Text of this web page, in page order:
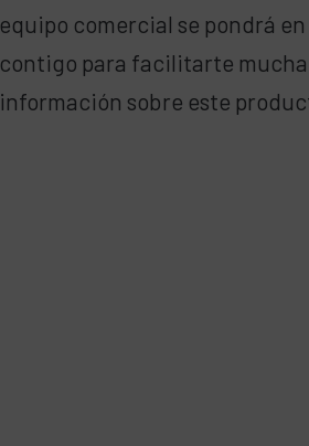
equipo comercial se pondrá
contigo para facilitarte mucha
información sobre este